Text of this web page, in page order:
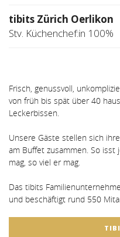
tibits Zürich Oerlikon
Stv. Küchenchef:in 100%
Frisch, genussvoll,
von früh bis spät über 40
Leckerbissen.
Unsere Gäste stellen sich
am Buffet zusammen. So isst
mag, so viel er mag.
Das tibits
und beschäftigt rund 550